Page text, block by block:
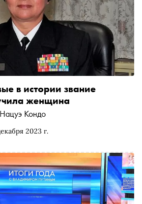
2023 г.
в истории звание
женщина
Кондо